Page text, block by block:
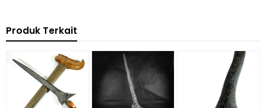
Produk Terkait